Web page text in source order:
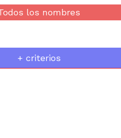
los nombres
+ criterios